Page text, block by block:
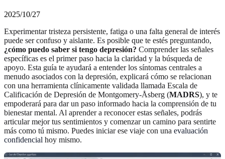
2025/10/27
Experimentar tristeza persistente, fatiga o una falta general de interés
puede ser confuso y aislante. Es posible que te estés preguntando,
¿cómo puedo saber si tengo depresión? Comprender las señales
específicas es el primer paso hacia la claridad y la búsqueda de
apoyo. Esta guía te ayudará a entender los síntomas centrales a
menudo asociados con la depresión, explicará cómo se relacionan
con una herramienta clínicamente validada llamada Escala de
Calificación de Depresión de Montgomery-Åsberg (MADRS), y te
empoderará para dar un paso informado hacia la comprensión de tu
bienestar mental. Al aprender a reconocer estas señales, podrás
articular mejor tus sentimientos y comenzar un camino para sentirte
más como tú mismo. Puedes iniciar ese viaje con una evaluación
confidencial hoy mismo.